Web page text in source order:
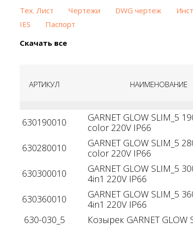
Тех. Лист Чертежи DWG чертеж
IES
Паспорт
Скачать все
АРТИКУЛ НАИМЕНОВАНИЕ
630190010
GARNET GLOW SLIM_5
color 220V IP66
630280010
GARNET GLOW SLIM_5
color 220V IP66
630300010
GARNET GLOW SLIM_5
4in1 220V IP66
630360010
GARNET GLOW SLIM_5
4in1 220V IP66
630-030_5
Козырек GARNET GLOW